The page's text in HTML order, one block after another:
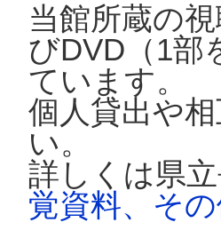
当館所蔵の
びDVD（1部
ています。
個人貸出や
い。
詳しくは県
覚資料、そ